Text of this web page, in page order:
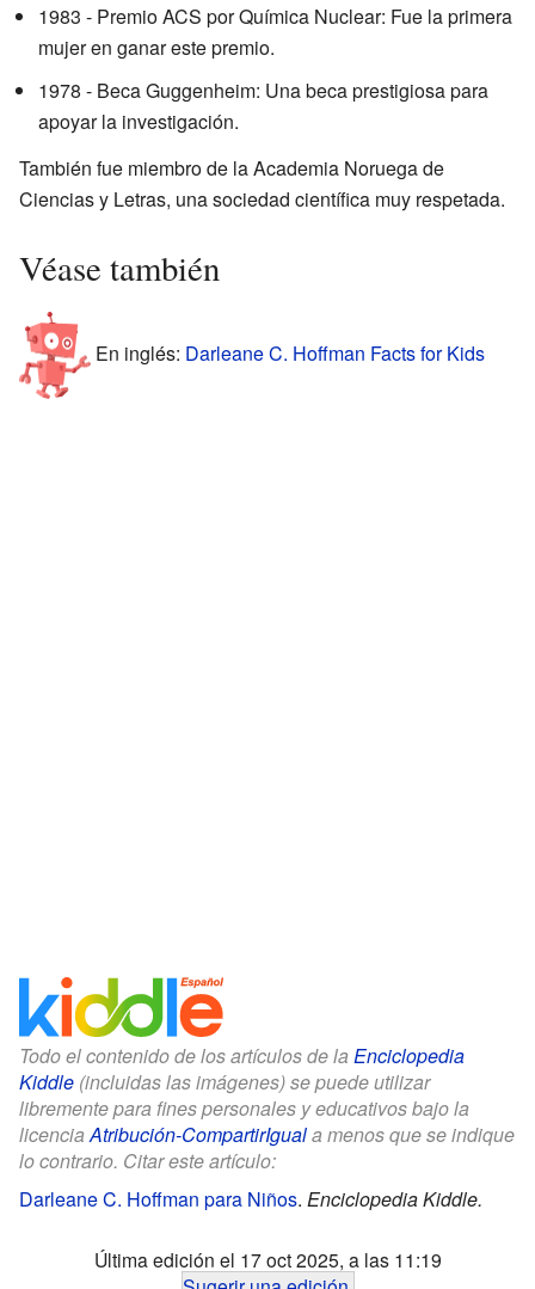
1983 - Premio ACS por Química Nuclear: Fue la primera
mujer en ganar este premio.
1978 - Beca Guggenheim: Una beca prestigiosa para
apoyar la investigación.
También fue miembro de la Academia Noruega de
Ciencias y Letras, una sociedad científica muy respetada.
Véase también
En inglés: Darleane C. Hoffman Facts for Kids
Todo el contenido de los artículos de la Enciclopedia
Kiddle (incluidas las imágenes) se puede utilizar
libremente para fines personales y educativos bajo la
licenciaAtribución-CompartirIguala menos que se indique
lo contrario. Citar este artículo:
Darleane C. Hoffman para Niños. Enciclopedia Kiddle.
Última edición el 17 oct 2025, a las 11:19